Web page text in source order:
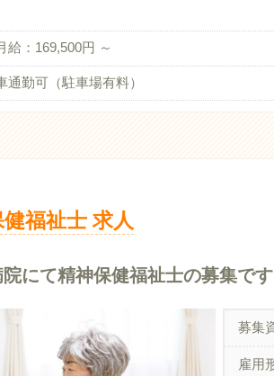
給：169,500円 ～
通勤可（駐車場有料）
福祉士 求人
にて精神保健福祉士の募集で
募集
雇用